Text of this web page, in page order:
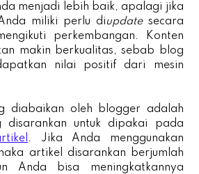
menjadi lebih baik, apalagi jika
miliki perlu diupdatesecara
perkembangan. Konten
makin berkualitas, sebab blog
nilai positif dari mesin
diabaikan oleh blogger adalah
disarankan untuk dipakai pada
. Jika Anda menggunakan
artikel disarankan berjumlah
Anda bisa meningkatkannya